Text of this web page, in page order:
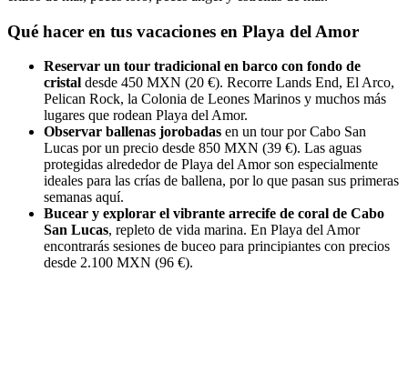
Qué hacer en tus vacaciones en Playa del Amor
Reservar un tour tradicional en barco con fondo de
cristal desde 450 MXN (20 €). Recorre Lands End, El Arco,
Pelican Rock, la Colonia de Leones Marinos y muchos más
lugares que rodean Playa del Amor.
Observar ballenas jorobadas en un tour por Cabo San
Lucas por un precio desde 850 MXN (39 €). Las aguas
protegidas alrededor de Playa del Amor son especialmente
ideales para las crías de ballena, por lo que pasan sus primeras
semanas aquí.
Bucear y explorar el vibrante arrecife de coral de Cabo
San Lucas, repleto de vida marina. En Playa del Amor
encontrarás sesiones de buceo para principiantes con precios
desde 2.100 MXN (96 €).